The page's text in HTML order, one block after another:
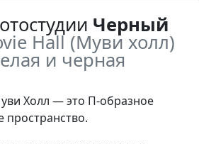
Черный
Hall (Муви холл)
и черная
Холл — это П-образное
пространство.